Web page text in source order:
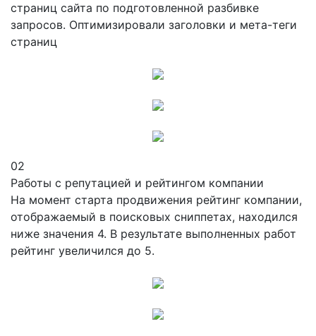
страниц сайта по подготовленной разбивке
запросов. Оптимизировали заголовки и мета-теги
страниц
02
Работы с репутацией и рейтингом компании
На момент старта продвижения рейтинг компании,
отображаемый в поисковых сниппетах, находился
ниже значения 4. В результате выполненных работ
рейтинг увеличился до 5.